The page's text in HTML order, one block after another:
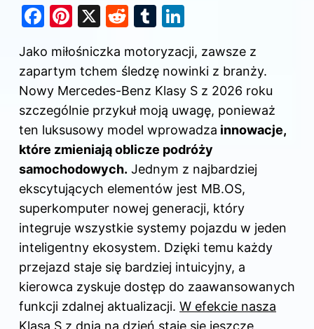
F
c
e
b
o
o
k
Pi
er
e
st
X
R
d
di
t
T
m
bl
r
k
e
dI
n
Jako miłośniczka motoryzacji, zawsze z
zapartym tchem śledzę nowinki z branży.
Nowy Mercedes-Benz Klasy S z 2026 roku
szczególnie przykuł moją uwagę, ponieważ
ten luksusowy model wprowadza innowacje,
które zmieniają oblicze podróży
samochodowych. Jednym z najbardziej
ekscytujących elementów jest MB.OS,
superkomputer nowej generacji, który
integruje wszystkie systemy pojazdu w jeden
inteligentny ekosystem. Dzięki temu każdy
przejazd staje się bardziej intuicyjny, a
kierowca zyskuje dostęp do zaawansowanych
funkcji zdalnej aktualizacji. W efekcie nasza
Klasa S z dnia na dzień staje się jeszcze